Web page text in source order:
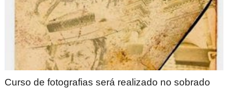
Curso de fotografias será realizado no sobrado